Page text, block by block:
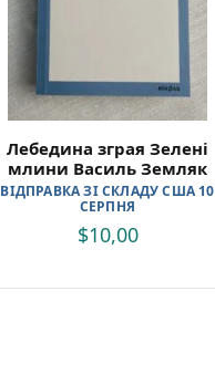
Лебедина зграя Зелені
млини Василь Земляк
ВІДПРАВКА ЗІ СКЛАДУ США 10
СЕРПНЯ
$10,00